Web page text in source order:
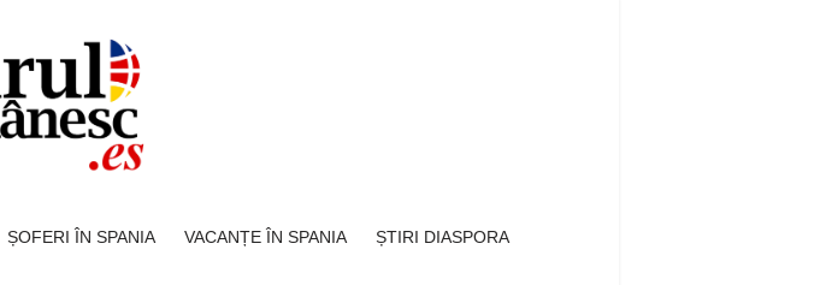
ȘOFERI ÎN SPANIA VACANȚE ÎN SPANIA
ȘTIRI DIASPORA